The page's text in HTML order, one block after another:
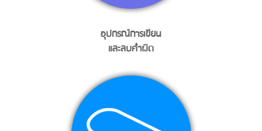
อุปกรณ์การเขียน
และลบคำผิด